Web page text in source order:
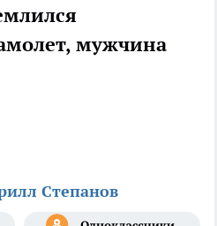
мужчина
Степанов